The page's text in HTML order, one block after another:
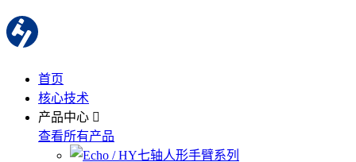
首页
核心技术
产品中心
查看所有产品